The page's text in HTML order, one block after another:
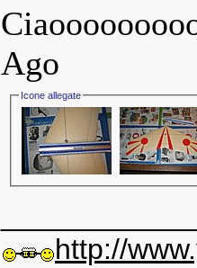
Ago
Icone allegate
http://